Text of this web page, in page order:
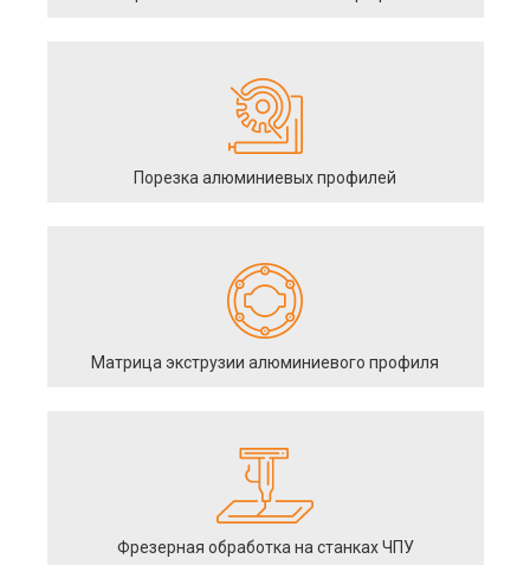
Порезка алюминиевых профилей
Матрица экструзии алюминиевого профиля
Фрезерная обработка на станках ЧПУ